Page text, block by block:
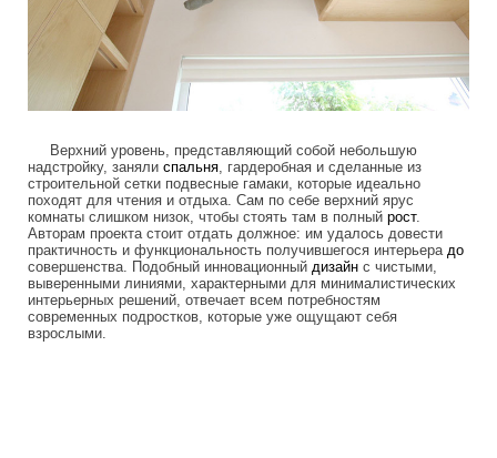
Верхний уровень, представляющий собой небольшую
надстройку, заняли спальня, гардеробная и сделанные из
строительной сетки подвесные гамаки, которые идеально
походят для чтения и отдыха. Сам по себе верхний ярус
комнаты слишком низок, чтобы стоять там в полный рост.
Авторам проекта стоит отдать должное: им удалось довести
практичность и функциональность получившегося интерьера до
совершенства. Подобный инновационный дизайн с чистыми,
выверенными линиями, характерными для минималистических
интерьерных решений, отвечает всем потребностям
современных подростков, которые уже ощущают себя
взрослыми.